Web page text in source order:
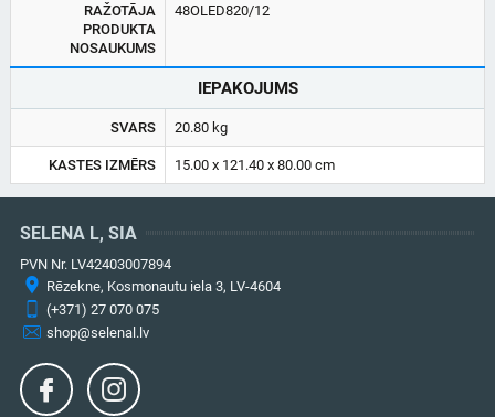
RAŽOTĀJA
PRODUKTA
NOSAUKUMS
48OLED820/12
IEPAKOJUMS
SVARS 20.80 kg
KASTES IZMĒRS 15.00 x 121.40 x 80.00 cm
SELENA L, SIA
PVN Nr. LV42403007894
Rēzekne, Kosmonautu iela 3, LV-4604
(+371) 27 070 075
shop@selenal.lv